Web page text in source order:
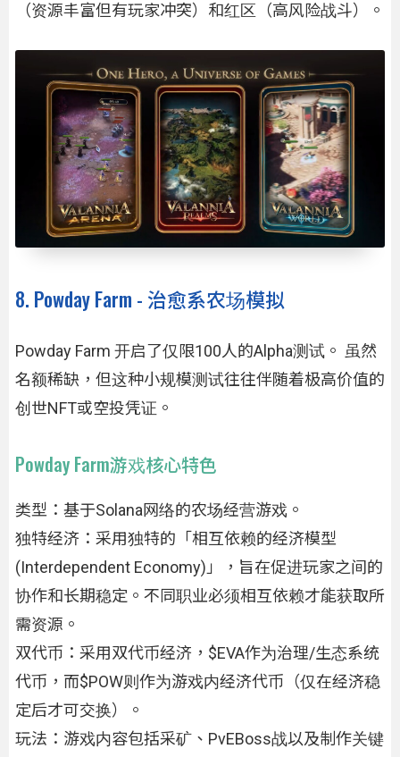
（资源丰富但有玩家冲突）和红区（高风险战斗）。
8. Powday Farm - 治愈系农场模拟
Powday Farm 开启了仅限100人的Alpha测试。 虽然
名额稀缺，但这种小规模测试往往伴随着极高价值的
创世NFT或空投凭证。
Powday Farm游戏核心特色
类型：基于Solana网络的农场经营游戏。
独特经济：采用独特的「相互依赖的经济模型
(Interdependent Economy)」，旨在促进玩家之间的
协作和长期稳定。不同职业必须相互依赖才能获取所
需资源。
双代币：采用双代币经济，$EVA作为治理/生态系统
代币，而$POW则作为游戏内经济代币（仅在经济稳
定后才可交换）。
玩法：游戏内容包括采矿、PvEBoss战以及制作关键